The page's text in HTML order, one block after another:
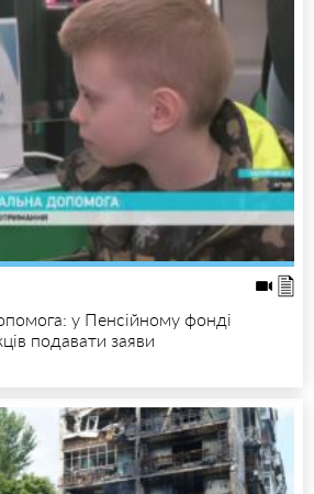
у Пенсійному фонді
подавати заяви